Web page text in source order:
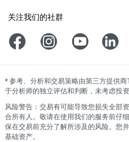
关注我们的社群
*参考、分析和交易策略由第三方提供
于分析师的独立评估和判断，未考虑投
风险警告：交易有可能导致您损失全部
合所有人。敬请在使用我们的服务前仔
保在交易前充分了解所涉及的风险。您
基础资产。